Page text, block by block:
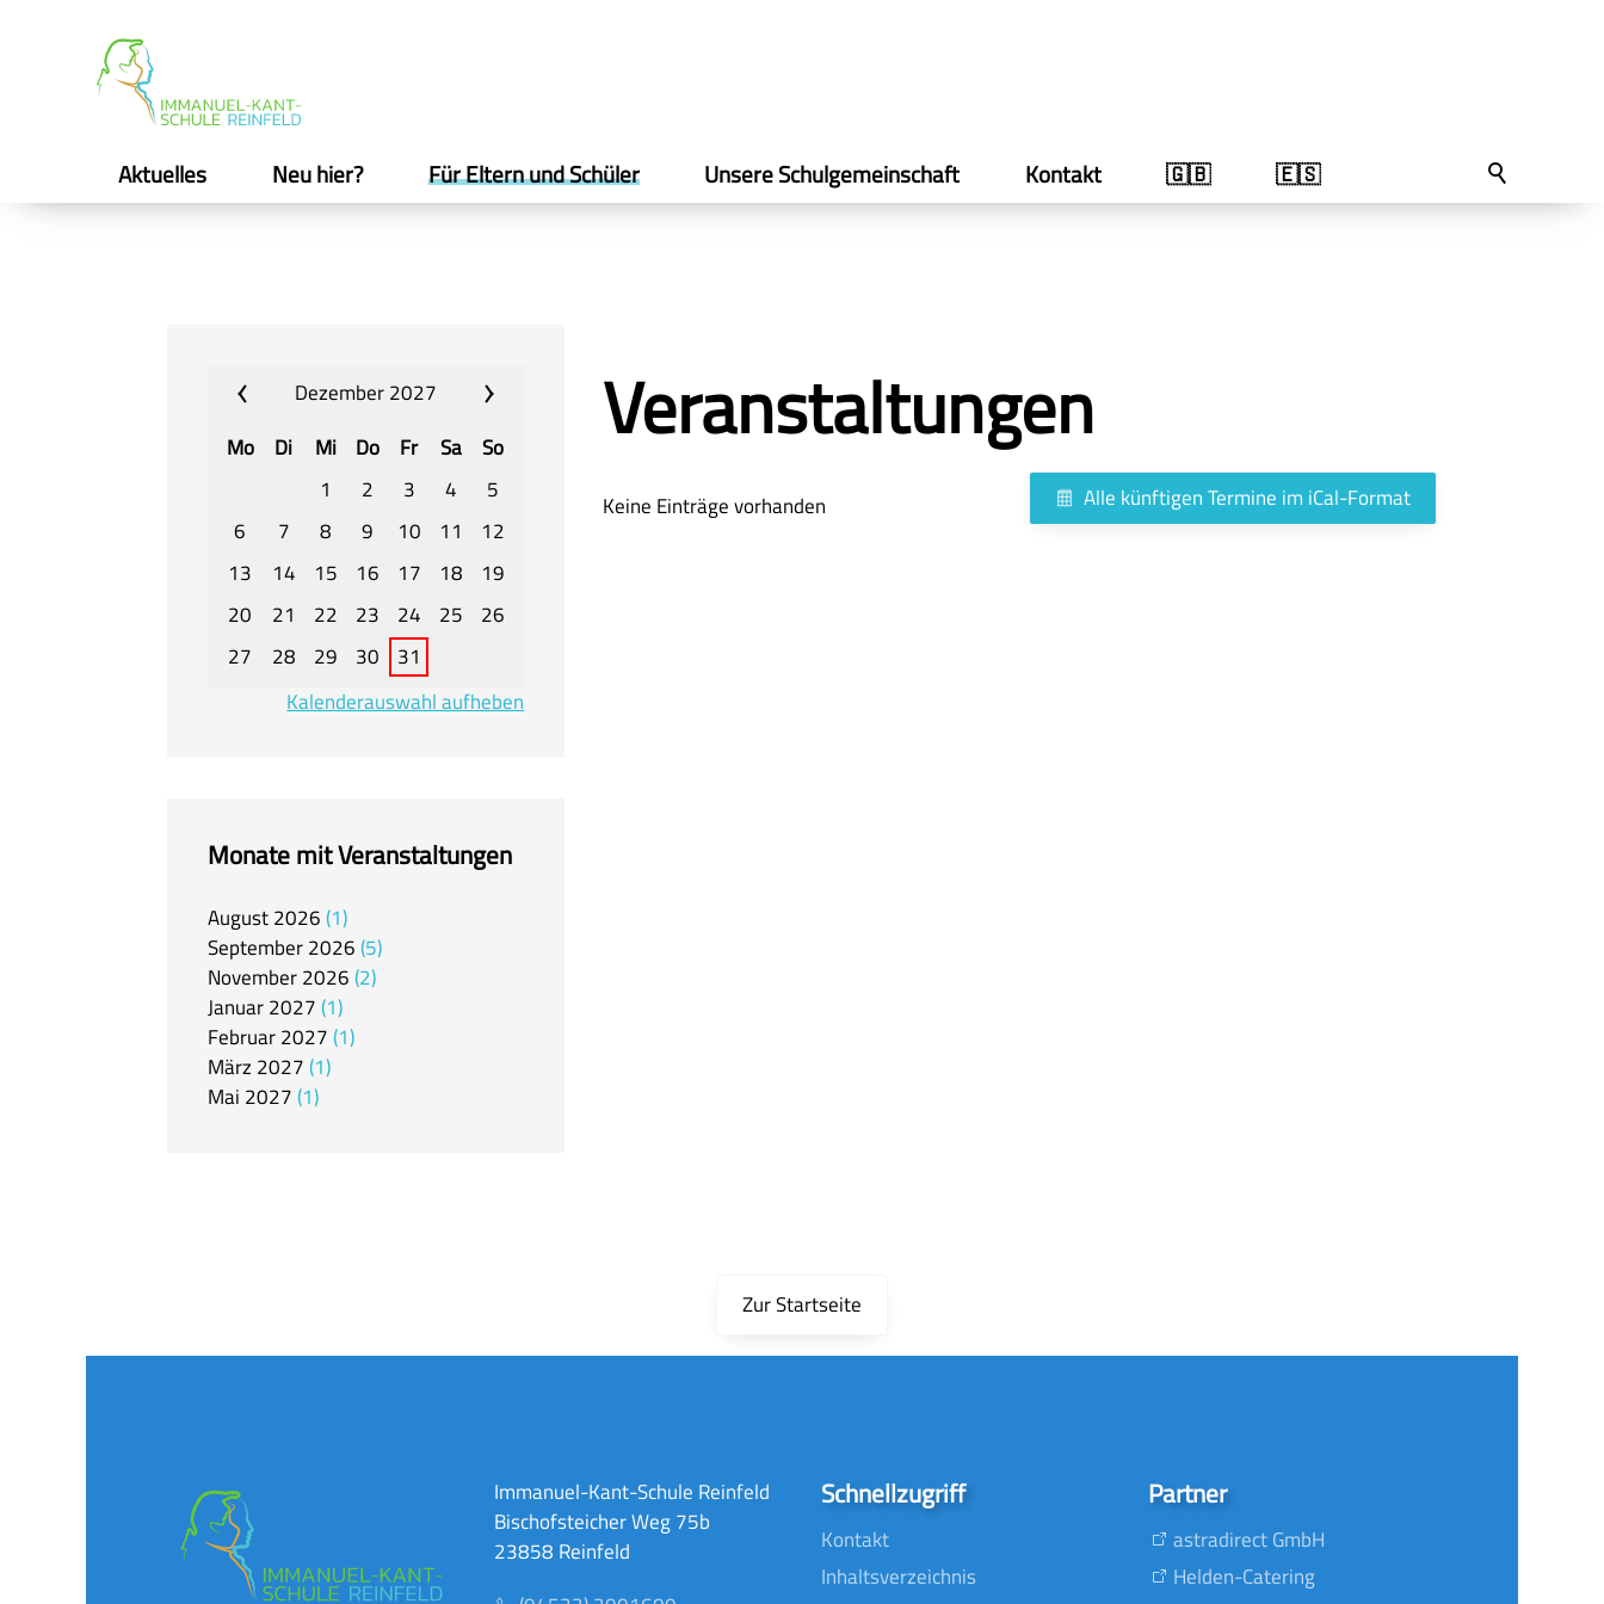
Aktuelles Neu hier? Für Eltern und Schüler Unsere Schulgemeinschaft Kontakt 🇬🇧 🇪🇸
Dezember 2027
Mo
Di Mi Do Fr Sa
So
1
2 3 4
5
6
7 8 9 10 11
12
13
14 15 16 17 18
19
20
21 22 23 24 25
26
27
28 29 30
31
Kalenderauswahl aufheben
Monate mit Veranstaltungen
August2026 1
September2026 5
November2026 2
Januar2027 1
Februar2027 1
März 2027 1
Mai 2027 1
Veranstaltungen
Alle künftigen Termine im iCal-Format
Keine Einträge vorhanden
Zur Startseite
Immanuel-Kant-Schule Reinfeld
Bischofsteicher Weg 75b
23858 Reinfeld
Schnellzugriff
Kontakt
Inhaltsverzeichnis
Partner
astradirect GmbH
Helden-Catering